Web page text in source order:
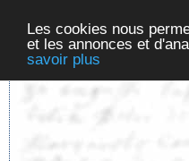
Les cookies nous
et les annonces et
savoir plus